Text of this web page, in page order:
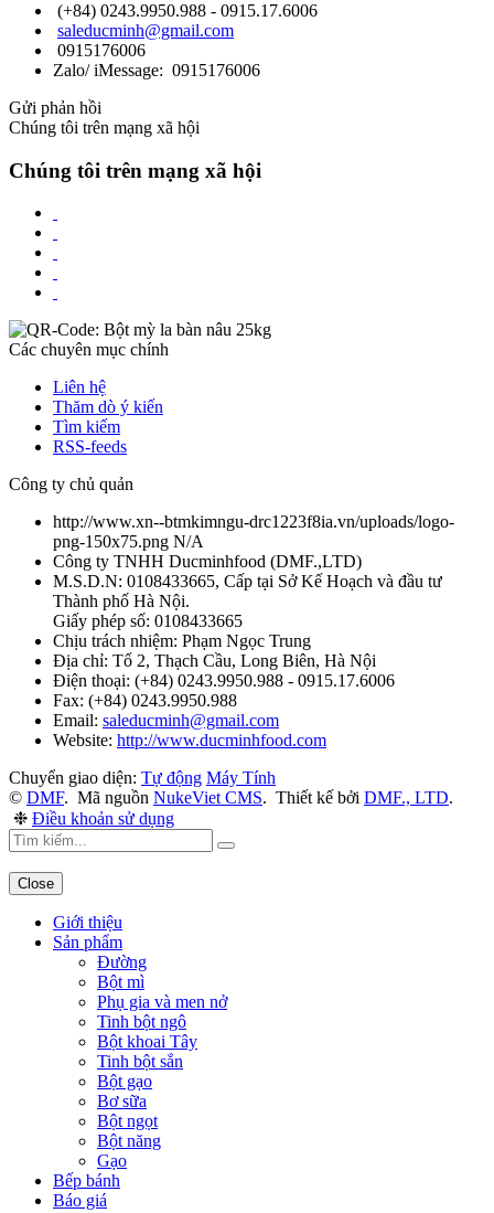
(+84) 0243.9950.988 - 0915.17.6006
saleducminh@gmail.com
0915176006
Zalo/ iMessage: 0915176006
Gửi phản hồi
Chúng tôi trên mạng xã hội
Chúng tôi trên mạng xã hội
Các chuyên mục chính
Liên hệ
Thăm dò ý kiến
Tìm kiếm
RSS-feeds
Công ty chủ quản
http://www.xn--btmkimngu-drc1223f8ia.vn/uploads/logo-
png-150x75.png N/A
Công ty TNHH Ducminhfood (DMF.,LTD)
M.S.D.N: 0108433665, Cấp tại Sở Kế Hoạch và đầu tư
Thành phố Hà Nội.
Giấy phép số: 0108433665
Chịu trách nhiệm: Phạm Ngọc Trung
Địa chỉ: Tổ 2, Thạch Cầu, Long Biên, Hà Nội
Điện thoại: (+84) 0243.9950.988 - 0915.17.6006
Fax: (+84) 0243.9950.988
Email: saleducminh@gmail.com
Website: http://www.ducminhfood.com
Chuyển giao diện: Tự động Máy Tính
© DMF. Mã nguồn NukeViet CMS. Thiết kế bởi DMF., LTD.
❉ Điều khoản sử dụng
Close
Giới thiệu
Sản phẩm
Đường
Bột mì
Phụ gia và men nở
Tinh bột ngô
Bột khoai Tây
Tinh bột sắn
Bột gạo
Bơ sữa
Bột ngọt
Bột năng
Gạo
Bếp bánh
Báo giá